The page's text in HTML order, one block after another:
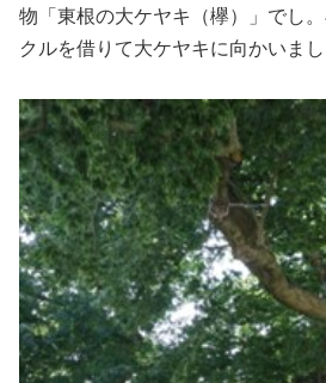
物「東根の大ケヤキ（欅）」でし
クルを借りて大ケヤキに向かいまし